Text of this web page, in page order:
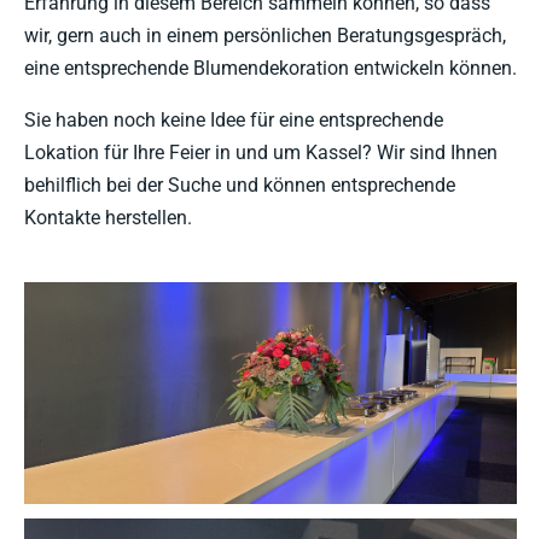
wir, gern auch in einem persönlichen Beratungsgespräch,
eine entsprechende Blumendekoration entwickeln können.
Sie haben noch keine Idee für eine entsprechende
Lokation für Ihre Feier in und um Kassel? Wir sind Ihnen
behilflich bei der Suche und können entsprechende
Kontakte herstellen.